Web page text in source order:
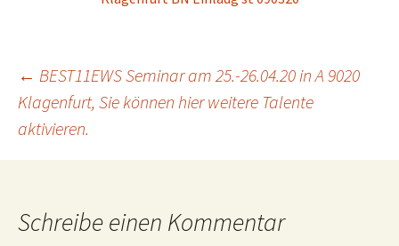
Beitragsnavigation
← BEST11EWS Seminar am 25.-26.04.20 in A 9020
Klagenfurt, Sie können hier weitere Talente
aktivieren.
Schreibe einen Kommentar